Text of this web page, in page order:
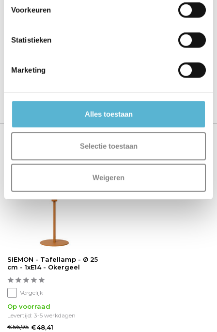
Voorkeuren
Statistieken
Marketing
Alles toestaan
Selectie toestaan
Weigeren
Reviews
Er zijn nog geen reviews geschreven over dit product..
SIEMON - Tafellamp - Ø 25
cm - 1xE14 - Okergeel
Vergelijk
Op voorraad
Levertijd: 3-5 werkdagen
€56,95 €48,41